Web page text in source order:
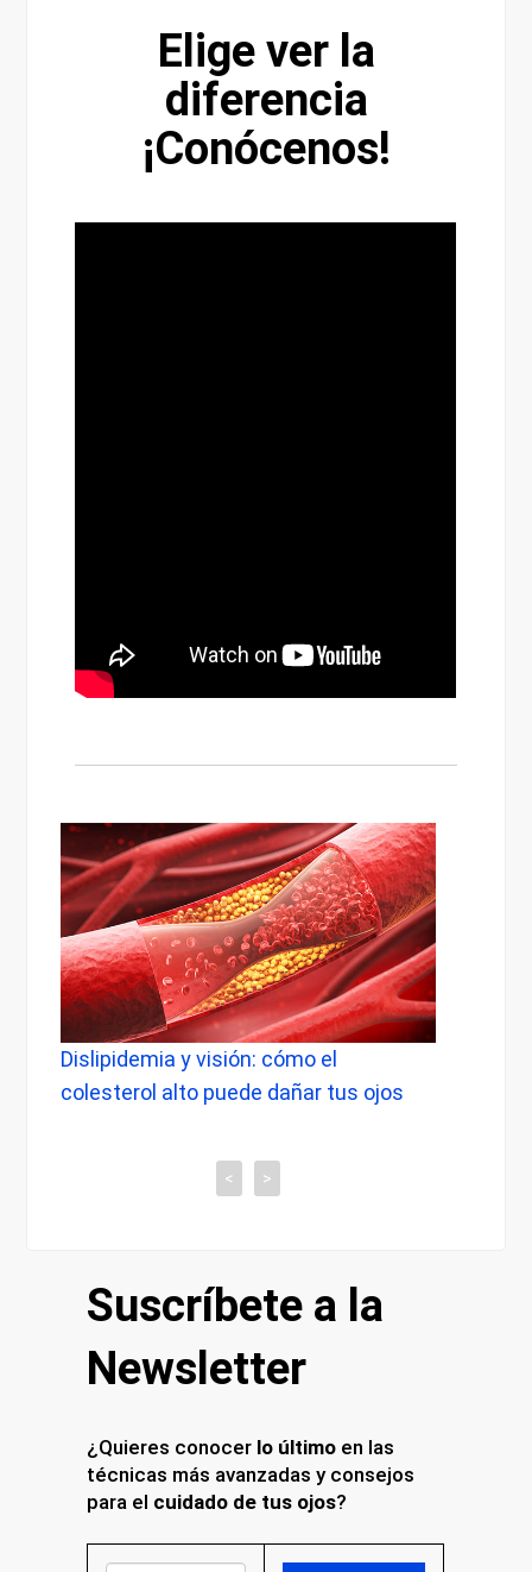
Elige ver la
diferencia
¡Conócenos!
cómo el
dañar tus ojos
Dolor de cabeza al
cuándo preocuparse y qué
< >
Suscríbete a la
Newsletter
¿Quieres conocer lo último en las
técnicas más avanzadas y consejos
para el cuidado de tus ojos?